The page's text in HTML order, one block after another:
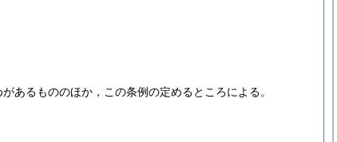
あるもののほか，この条例の定めるところによる。